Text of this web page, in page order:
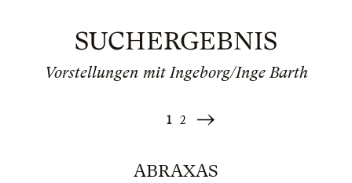
SUCHERGEBNIS
Vorstellungen mit Ingeborg/Inge Barth
1 2
Weiter
ABRAXAS